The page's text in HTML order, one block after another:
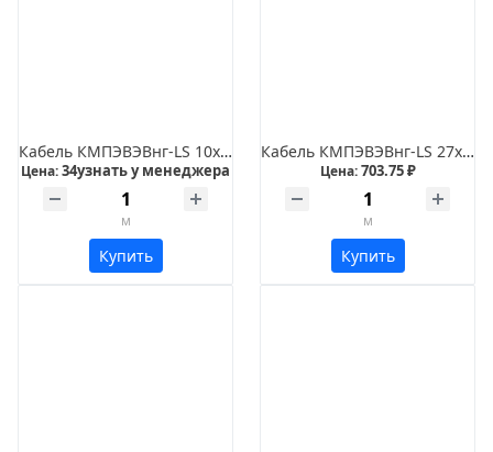
Кабель КМПЭВЭВнг-LS 10х0,5
Цена:34узнать у менеджера
м
Купить
Кабель КМПЭВЭВнг-LS 27х0,75
Цена:703.75 ₽
м
Купить